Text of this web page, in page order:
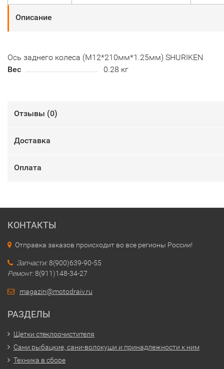
Описание
Ось заднего колеса (М12*210мм*1.25мм) SHURIKEN
Вес
0.28 кг
Отзывы (0)
Доставка
Оплата
КОНТАКТЫ
Отправка заказов происходит во все регионы России!
Запчасти:8(900)639-90-55
Ремонт:8(911)148-34-27
magazin@motodraiv.ru
РАЗДЕЛЫ
Щетки стеклоочистителя
Сани рыбацкие, сани-волокуши и принадлежности к ним
Техника в сборе